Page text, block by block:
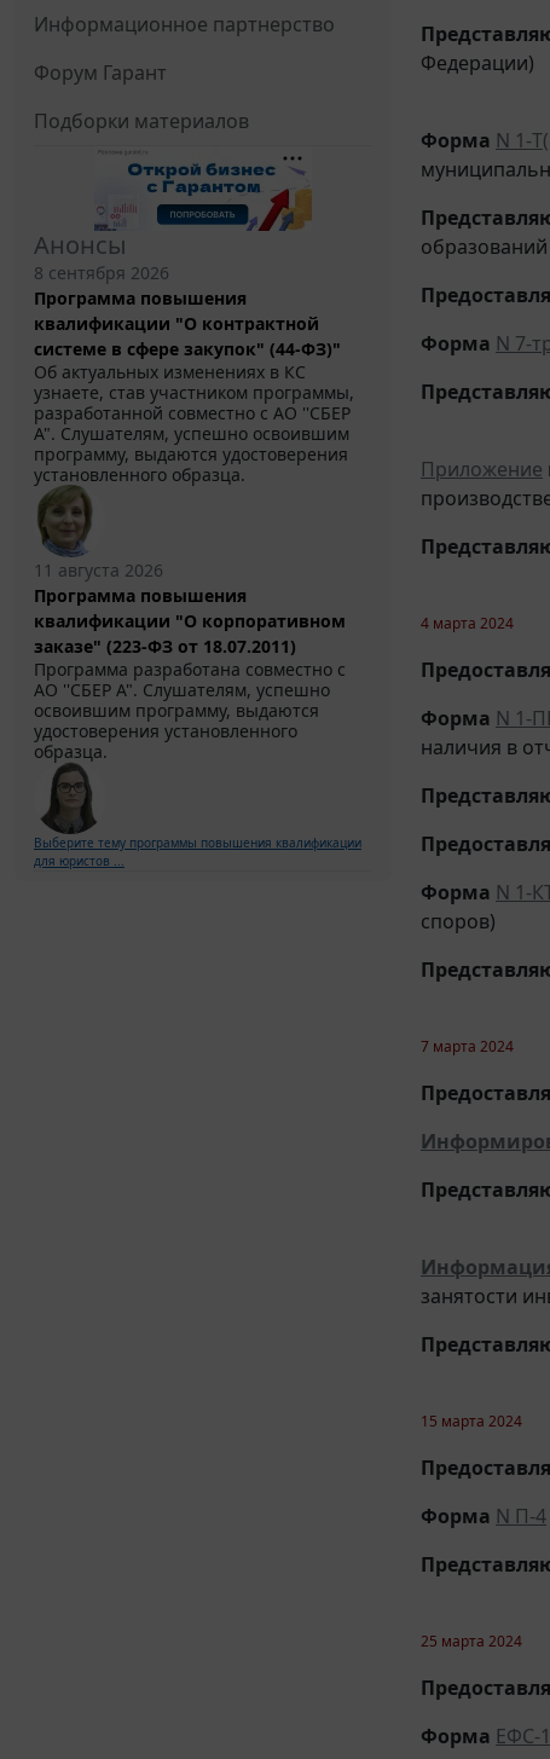
Информационное партнерство
Форум Гарант
Подборки материалов
Анонсы
8 сентября 2026
Программа повышения
квалификации "О контрактной
системе в сфере закупок" (44-ФЗ)"
Об актуальных изменениях в КС
узнаете, став участником программы,
разработанной совместно с АО ''СБЕР
А". Слушателям, успешно освоившим
программу, выдаются удостоверения
установленного образца.
11 августа 2026
Программа повышения
квалификации "О корпоративном
заказе" (223-ФЗ от 18.07.2011)
Программа разработана совместно с
АО ''СБЕР А". Слушателям, успешно
освоившим программу, выдаются
удостоверения установленного
образца.
Выберите тему программы повышения квалификации
для юристов ...
Федерации)
Форма N 1-
образований
Форма N 7-
Приложение
4 марта 2024
Форма N 1-
наличия в
Форма N 1-
споров)
7 марта 2024
занятости
15 марта 2024
Форма N П-4
25 марта 2024
Форма ЕФС-1